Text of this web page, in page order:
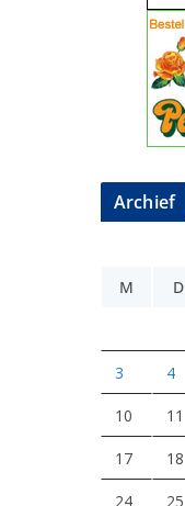
Archief
M
D
3 4
10 11
17 18
24 25